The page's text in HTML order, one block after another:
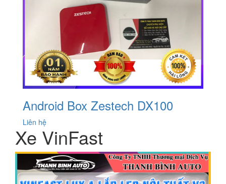
Android Box Zestech DX100
Liên hệ
Xe VinFast